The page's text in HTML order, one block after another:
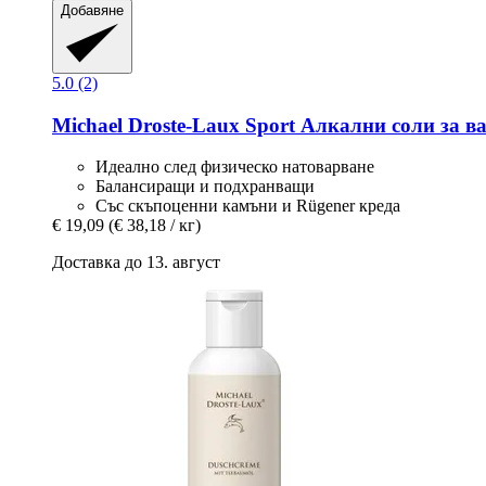
Добавяне
5.0 (2)
Michael Droste-Laux Sport Алкални соли за
Идеално след физическо натоварване
Балансиращи и подхранващи
Със скъпоценни камъни и Rügener креда
€ 19,09 (€ 38,18 / кг)
Доставка до 13. август